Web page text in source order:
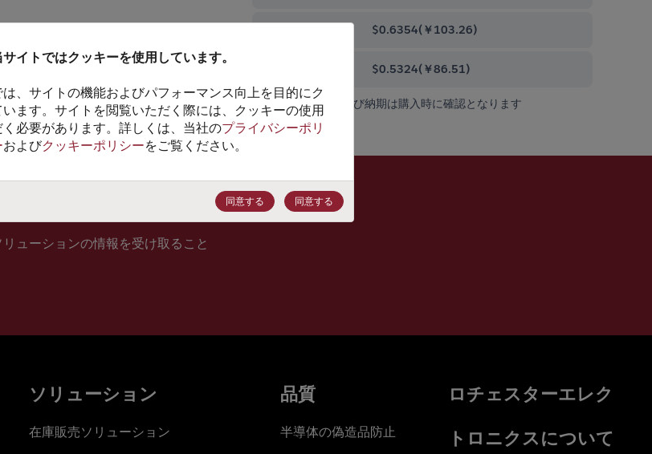
$0.6354(￥103.26)
$0.5324(￥86.51)
価格、在庫状況および納期は購入時に確認となります
ューションの情報を受け取ること
サイトではクッキーを使用しています。
、サイトの機能およびパフォーマンス向上を目的にク
ます。サイトを閲覧いただく際には、クッキーの使用
必要があります。詳しくは、当社のプライバシーポリ
およびクッキーポリシーをご覧ください。
同意する 同意する
ソリューション
在庫販売ソリューション
品質
半導体の偽造品防止
ロチェスターエレク
トロニクスについて